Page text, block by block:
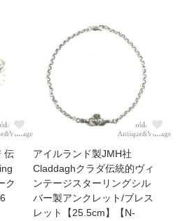
伝
ク
アイルランド製JMH社
Claddaghクラダ伝統的ヴィ
ンテージスターリングシル
バー製アンクレット/ブレス
レット【25.5cm】【N-